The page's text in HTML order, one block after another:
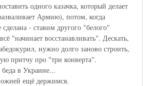
одного казачка, который делает
Армию), потом, когда
сделана - ставим другого "белого"
"начинает восстанавливать". Дескать,
нужно долго заново строить,
притчу про "три конверта".
в Украине...
ещё держимся.